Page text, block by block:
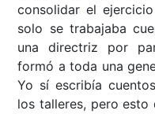
consolidar el
solo se trabajaba
una directriz por
formó a toda una
Yo sí escribía
los talleres, pero esto